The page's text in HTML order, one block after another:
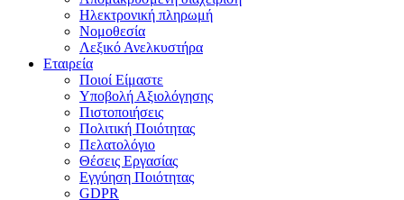
Ηλεκτρονική πληρωμή
Νομοθεσία
Λεξικό Ανελκυστήρα
Εταιρεία
Ποιοί Είμαστε
Υποβολή Αξιολόγησης
Πιστοποιήσεις
Πολιτική Ποιότητας
Πελατολόγιο
Θέσεις Εργασίας
Εγγύηση Ποιότητας
GDPR